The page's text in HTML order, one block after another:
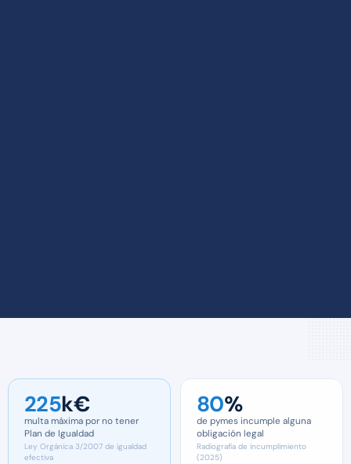
225k€
multa máxima por no tener
Plan de Igualdad
Ley Orgánica 3/2007 de igualdad
efectiva
80%
de pymes incumple alguna
obligación legal
Radiografía de incumplimiento
(2025)